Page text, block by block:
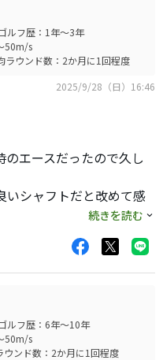
ゴルフ歴：1年～3年
50m/s
ラウンド数：2か月に1回程度
2025/9/28（日）16:46
エースだったので久し
いシャフトだと改めて感
なフィーリングとは対極
としているけれど、頼り
なりに飛ばせたりもす
丈夫。
続きを読む
ゴルフ歴：6年～10年
50m/s
ウンド数：2か月に1回程度